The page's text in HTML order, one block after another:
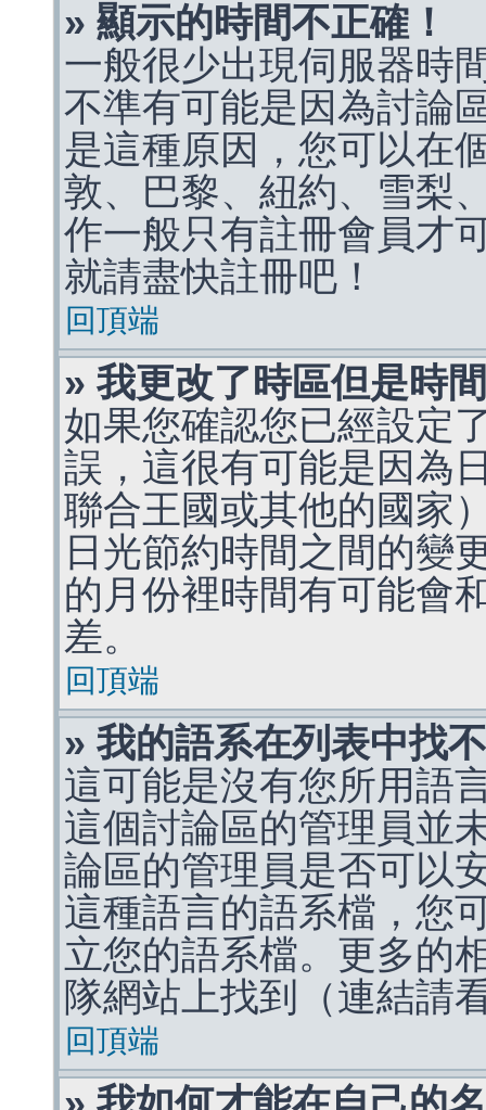
» 顯示的時間不正確！
一般很少出現伺服器時
不準有可能是因為討論
是這種原因，您可以在
敦、巴黎、紐約、雪梨
作一般只有註冊會員才
就請盡快註冊吧！
回頂端
» 我更改了時區但是時
如果您確認您已經設定
誤，這很有可能是因為
聯合王國或其他的國家
日光節約時間之間的變
的月份裡時間有可能會
差。
回頂端
» 我的語系在列表中找
這可能是沒有您所用語
這個討論區的管理員並
論區的管理員是否可以
這種語言的語系檔，您
立您的語系檔。更多的
隊網站上找到（連結請
回頂端